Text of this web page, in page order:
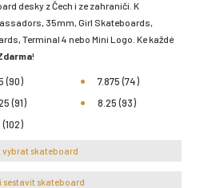
desky z Čech i ze zahraničí. K
35mm, Girl Skateboards,
Terminal 4 nebo Mini Logo. Ke každé
!
(90)
7.875 (74)
(91)
8.25 (93)
vybrat skateboard
sestavit skateboard